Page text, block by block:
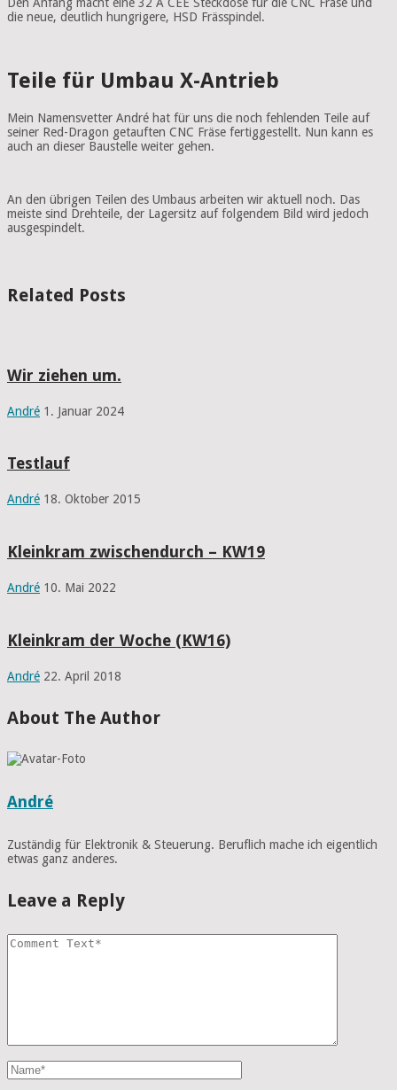
die neue, deutlich hungrigere, HSD Frässpindel.
Teile für Umbau X-Antrieb
Mein Namensvetter André hat für uns die noch fehlenden Teile auf
seiner Red-Dragon getauften CNC Fräse fertiggestellt. Nun kann es
auch an dieser Baustelle weiter gehen.
An den übrigen Teilen des Umbaus arbeiten wir aktuell noch. Das
meiste sind Drehteile, der Lagersitz auf folgendem Bild wird jedoch
ausgespindelt.
Related Posts
Wir ziehen um.
André 1. Januar 2024
Testlauf
André 18. Oktober 2015
Kleinkram zwischendurch – KW19
André 10. Mai 2022
Kleinkram der Woche (KW16)
André 22. April 2018
About The Author
André
Zuständig für Elektronik & Steuerung. Beruflich mache ich eigentlich
etwas ganz anderes.
Leave a Reply